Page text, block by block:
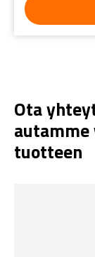
Ota
tuotteen